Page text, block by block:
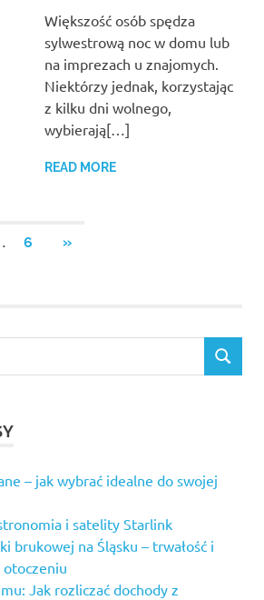
Większość osób spędza
sylwestrową noc w domu lub
na imprezach u znajomych.
Niektórzy jednak, korzystając
z kilku dni wolnego,
wybierają[…]
READ MORE
6
NEXT
»
SEARCH
– jak wybrać idealne do swojej
i satelity Starlink
brukowej na Śląsku – trwałość i
Jak rozliczać dochody z